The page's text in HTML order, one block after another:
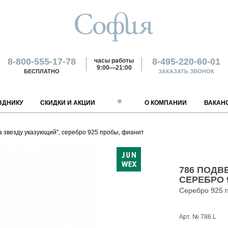
8-800-555-17-78
БЕСПЛАТНО
часы работы
9:00—21:00
8-495-220-60-01
ЗАКАЗАТЬ ЗВОНОК
СКИДКИ И АКЦИИ О КОМПАНИИ
ВАКАНСИИ
РАБОТА НА ПРОИЗВОДСТВЕ
РОЗНИЧНЫЙ ОТДЕЛ
ОПТОВЫЙ ОТДЕЛ
ОТДЕЛ ФРАНЧАЙЗИНГА
ОПЛАТА ОБМЕН И ВОЗВРАТ
УСЛОВИЯ ВОЗВРАТА
ГОРОДА РОССИИ
КРАСНОДАР
НИЖНИЙ НОВГОРОД
САНКТ-ПЕТЕРБУРГ
ПОКАЗАТЬ ВСЕ
ПАРТНЕРАМ
звезду указующий", серебро 925 пробы, фианит
786
СЕРЕБРО
Серебро 925
Арт. № 786 L